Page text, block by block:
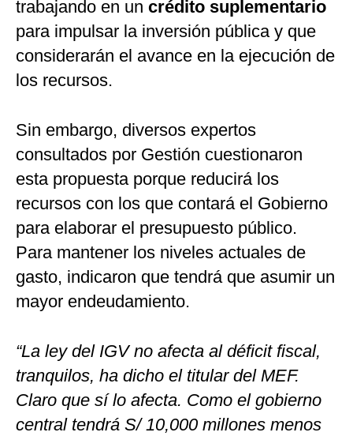
trabajando en un crédito suplementario
para impulsar la inversión pública y que
considerarán el avance en la ejecución de
los recursos.
Sin embargo, diversos expertos
consultados por Gestión cuestionaron
esta propuesta porque reducirá los
recursos con los que contará el Gobierno
para elaborar el presupuesto público.
Para mantener los niveles actuales de
gasto, indicaron que tendrá que asumir un
mayor endeudamiento.
“La ley del IGV no afecta al déficit fiscal,
tranquilos, ha dicho el titular del MEF.
Claro que sí lo afecta. Como el gobierno
central tendrá S/ 10,000 millones menos